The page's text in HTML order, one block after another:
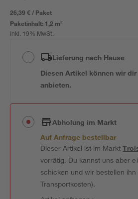
26,39 € / Paket
Paketinhalt: 1,2 m²
inkl. 19% MwSt.
Lieferung nach Hause
Diesen Artikel können wir
anbieten.
Abholung im Markt
Auf Anfrage bestellbar
Dieser Artikel ist im Markt
vorrätig. Du kannst uns aber
schicken und wir bestellen
Transportkosten).